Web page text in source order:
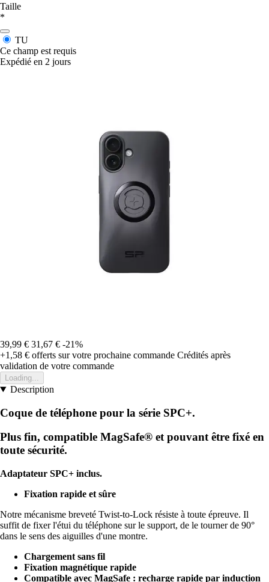
Taille
*
TU
Ce champ est requis
Expédié en 2 jours
39,99 € 31,67 € -21%
+1,58 € offerts sur votre prochaine commande Crédités après
validation de votre commande
Loading...
Description
Coque de téléphone pour la série SPC+.
Plus fin, compatible MagSafe® et pouvant être fixé en
toute sécurité.
Adaptateur SPC+ inclus.
Fixation rapide et sûre
Notre mécanisme breveté Twist-to-Lock résiste à toute épreuve. Il
suffit de fixer l'étui du téléphone sur le support, de le tourner de 90°
dans le sens des aiguilles d'une montre.
Chargement sans fil
Fixation magnétique rapide
Compatible avec MagSafe : recharge rapide par induction